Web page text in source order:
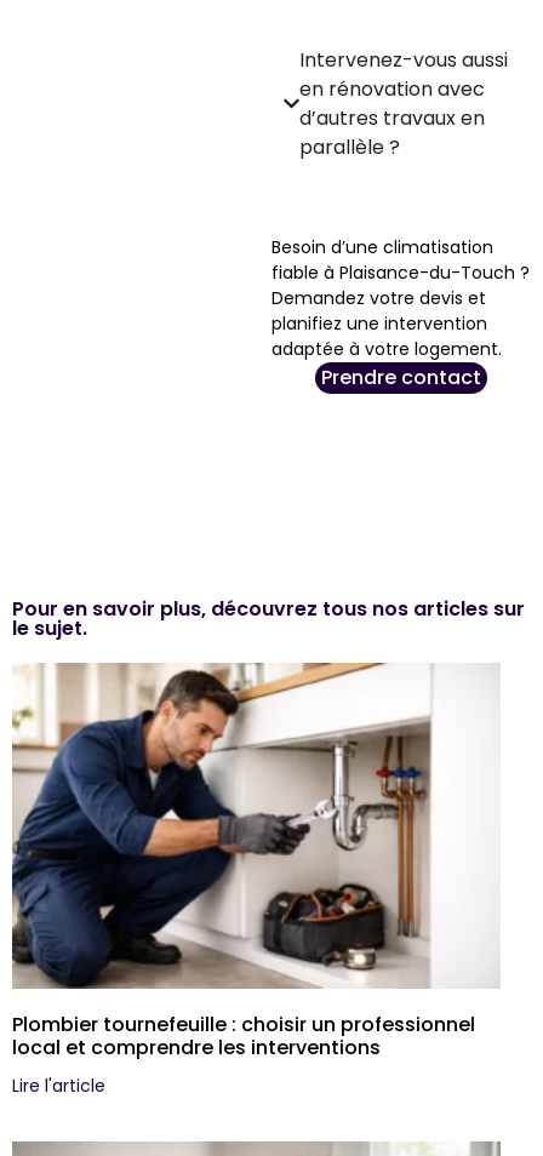
Intervenez-vous aussi
en rénovation avec
d’autres travaux en
parallèle ?
Besoin d’une climatisation
fiable à Plaisance-du-Touch ?
Demandez votre devis et
planifiez une intervention
adaptée à votre logement.
Prendre contact
Pour en savoir plus, découvrez tous nos articles sur
le sujet.
Plombier tournefeuille : choisir un professionnel
local et comprendre les interventions
Lire l'article